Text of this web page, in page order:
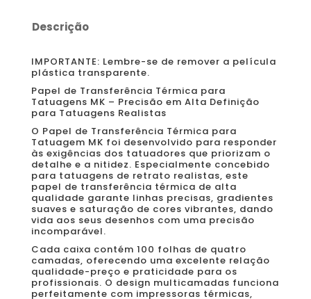
Descrição
IMPORTANTE: Lembre-se de remover a película
plástica transparente.
Papel de Transferência Térmica para
Tatuagens MK – Precisão em Alta Definição
para Tatuagens Realistas
O Papel de Transferência Térmica para
Tatuagem MK foi desenvolvido para responder
às exigências dos tatuadores que priorizam o
detalhe e a nitidez. Especialmente concebido
para tatuagens de retrato realistas, este
papel de transferência térmica de alta
qualidade garante linhas precisas, gradientes
suaves e saturação de cores vibrantes, dando
vida aos seus desenhos com uma precisão
incomparável.
Cada caixa contém 100 folhas de quatro
camadas, oferecendo uma excelente relação
qualidade-preço e praticidade para os
profissionais. O design multicamadas funciona
perfeitamente com impressoras térmicas,